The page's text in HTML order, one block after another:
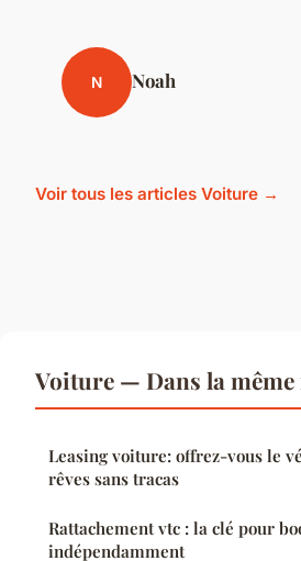
N Noah
Voir tous les articles Voiture →
Voiture — Dans la
Leasing voiture: offrez-vous le
rêves sans tracas
Rattachement vtc : la clé pour
indépendamment